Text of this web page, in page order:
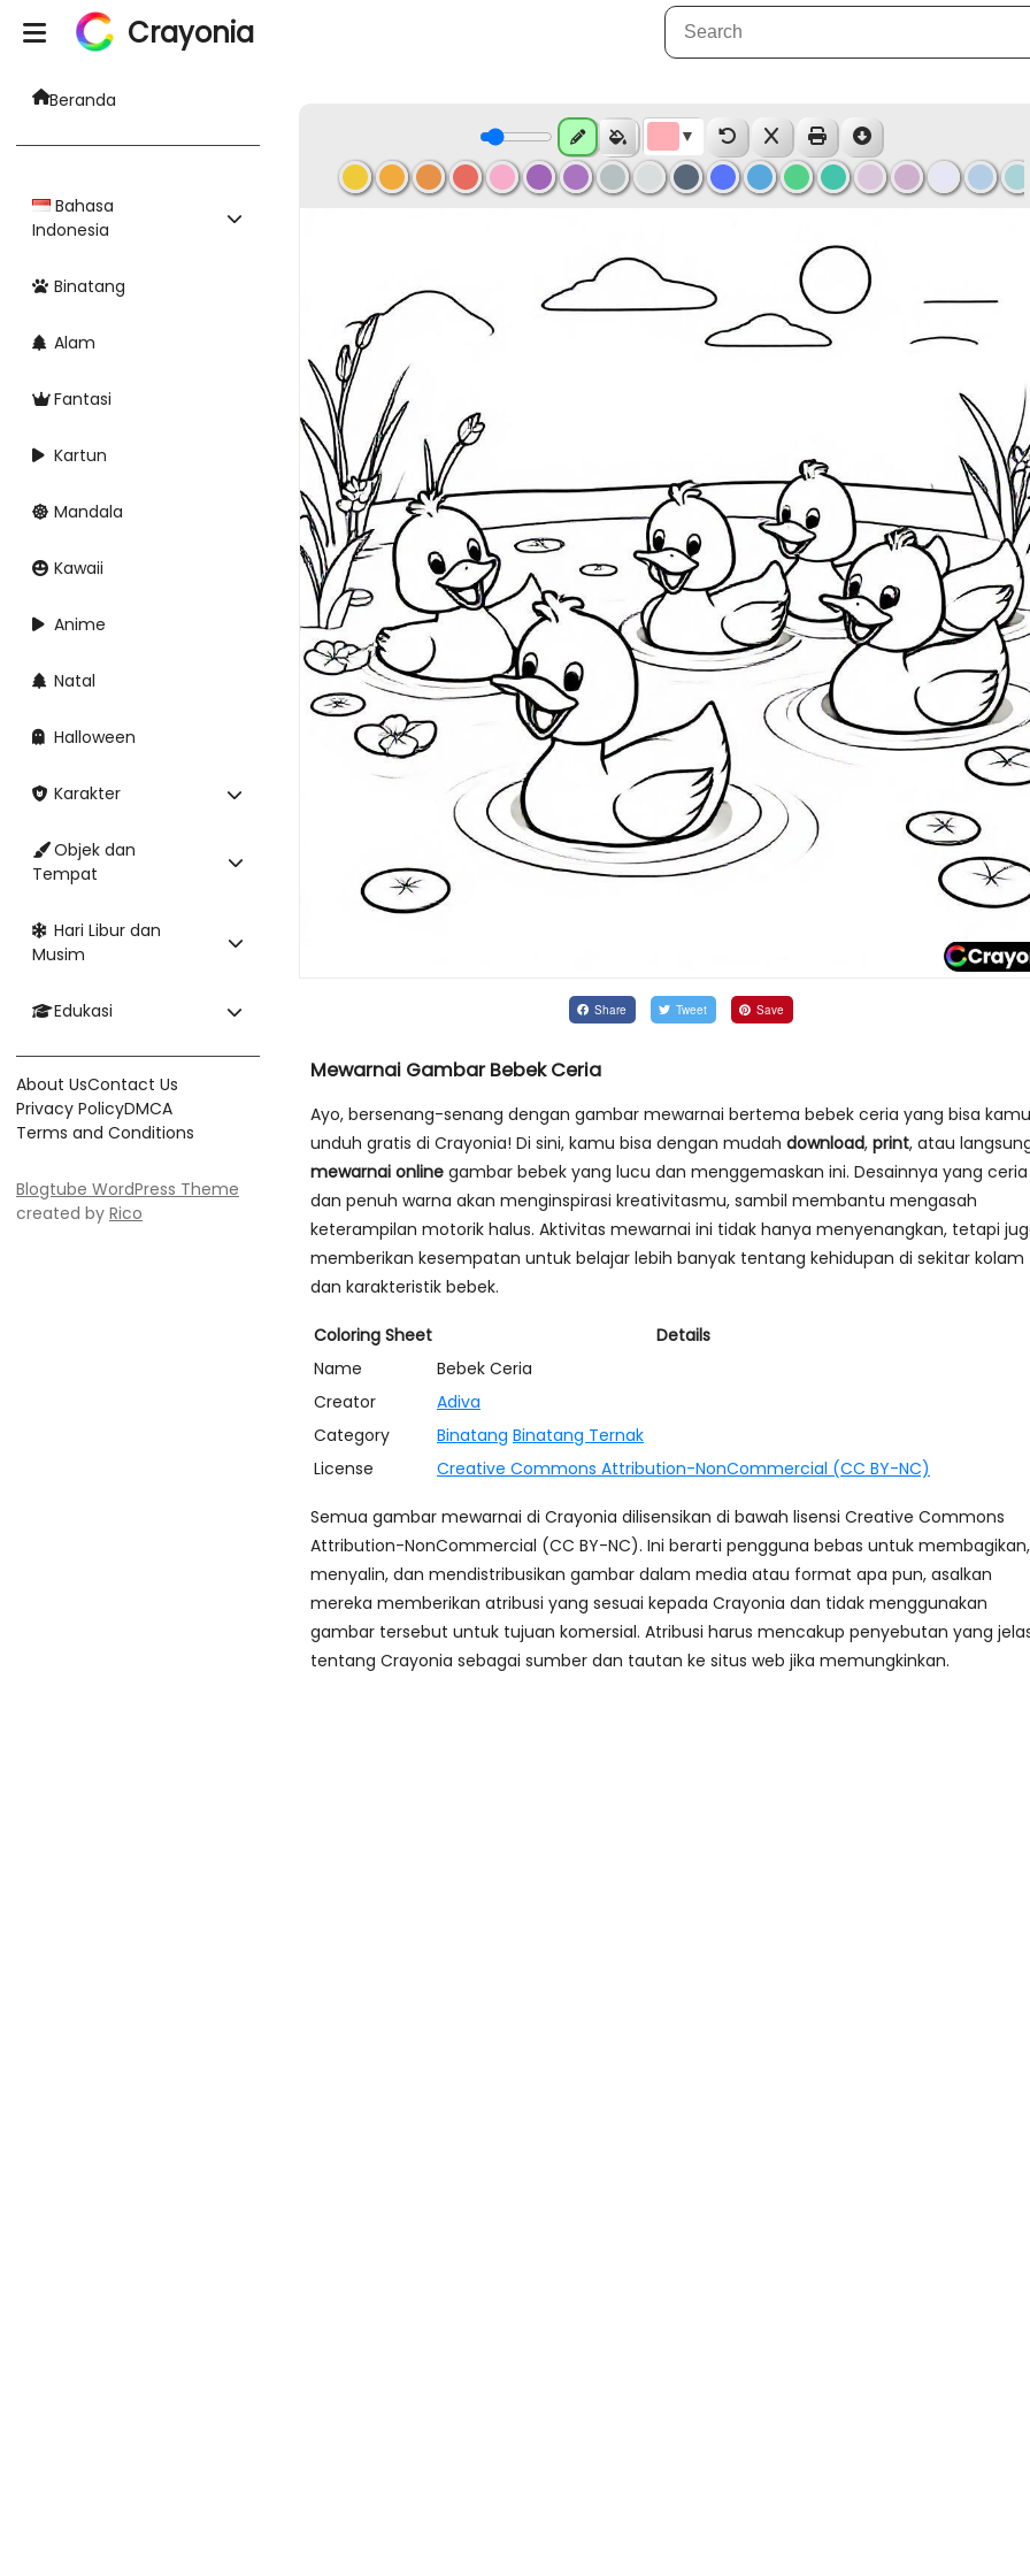
Crayonia
Beranda
Bahasa
Indonesia
Binatang
Alam
Fantasi
Kartun
Mandala
Kawaii
Anime
Natal
Halloween
Karakter
Objek dan
Tempat
Hari Libur dan
Musim
Edukasi
About UsContact Us
Privacy PolicyDMCA
Terms and Conditions
Blogtube WordPress Theme
created by Rico
Share Tweet Save
Mewarnai Gambar Bebek Ceria
Ayo, bersenang-senang dengan gambar mewarnai bertema bebek ceria yang bisa kamu
unduh gratis di Crayonia! Di sini, kamu bisa dengan mudah download, print, atau
mewarnai online gambar bebek yang lucu dan menggemaskan ini. Desainnya yang ceria
dan penuh warna akan menginspirasi kreativitasmu, sambil membantu mengasah
keterampilan motorik halus. Aktivitas mewarnai ini tidak hanya menyenangkan, tetapi
memberikan kesempatan untuk belajar lebih banyak tentang kehidupan di sekitar kolam
dan karakteristik bebek.
Coloring Sheet
Details
Name
Bebek Ceria
Creator
Adiva
Category
Binatang Binatang Ternak
License
Creative Commons Attribution-NonCommercial (CC BY-NC)
Semua gambar mewarnai di Crayonia dilisensikan di bawah lisensi Creative Commons
Attribution-NonCommercial (CC BY-NC). Ini berarti pengguna bebas untuk membagikan,
menyalin, dan mendistribusikan gambar dalam media atau format apa pun, asalkan
mereka memberikan atribusi yang sesuai kepada Crayonia dan tidak menggunakan
gambar tersebut untuk tujuan komersial. Atribusi harus mencakup penyebutan yang
tentang Crayonia sebagai sumber dan tautan ke situs web jika memungkinkan.